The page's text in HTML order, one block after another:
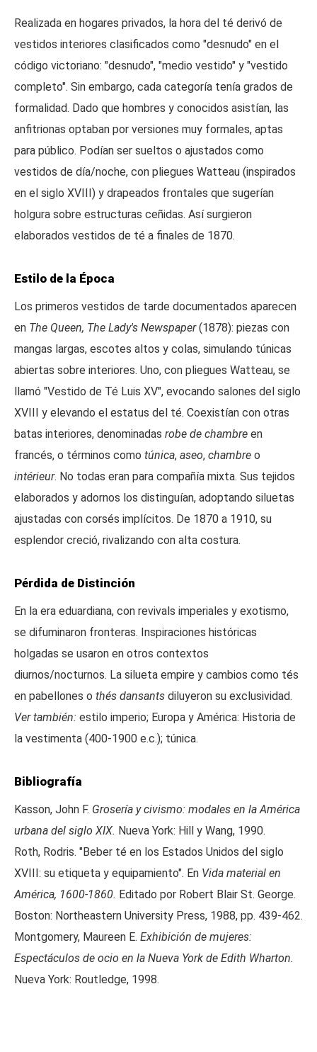
Realizada en hogares privados, la hora del té derivó de
vestidos interiores clasificados como "desnudo" en el
código victoriano: "desnudo", "medio vestido" y "vestido
completo". Sin embargo, cada categoría tenía grados de
formalidad. Dado que hombres y conocidos asistían, las
anfitrionas optaban por versiones muy formales, aptas
para público. Podían ser sueltos o ajustados como
vestidos de día/noche, con pliegues Watteau (inspirados
en el siglo XVIII) y drapeados frontales que sugerían
holgura sobre estructuras ceñidas. Así surgieron
elaborados vestidos de té a finales de 1870.
Estilo de la Época
Los primeros vestidos de tarde documentados aparecen
en The Queen, The Lady's Newspaper(1878): piezas con
mangas largas, escotes altos y colas, simulando túnicas
abiertas sobre interiores. Uno, con pliegues Watteau, se
llamó "Vestido de Té Luis XV", evocando salones del siglo
XVIII y elevando el estatus del té. Coexistían con otras
batas interiores, denominadas robe de chambre en
francés, o términos como túnica, aseo, chambre o
intérieur. No todas eran para compañía mixta. Sus tejidos
elaborados y adornos los distinguían, adoptando siluetas
ajustadas con corsés implícitos. De 1870 a 1910, su
esplendor creció, rivalizando con alta costura.
Pérdida de Distinción
En la era eduardiana, con revivals imperiales y exotismo,
se difuminaron fronteras. Inspiraciones históricas
holgadas se usaron en otros contextos
diurnos/nocturnos. La silueta empire y cambios como tés
en pabellones o thés dansants diluyeron su exclusividad.
Ver también: estilo imperio; Europa y América: Historia de
la vestimenta (400-1900 e.c.); túnica.
Bibliografía
Kasson, John F. Grosería y civismo: modales en la América
urbana del siglo XIX. Nueva York: Hill y Wang, 1990.
Roth, Rodris. "Beber té en los Estados Unidos del siglo
XVIII: su etiqueta y equipamiento". En Vida material en
América, 1600-1860. Editado por Robert Blair St. George.
Boston: Northeastern University Press, 1988, pp. 439-462.
Montgomery, Maureen E. Exhibición de mujeres:
Espectáculos de ocio en la Nueva York de Edith Wharton.
Nueva York: Routledge, 1998.